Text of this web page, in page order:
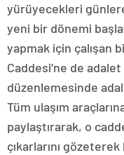
yürüyecekleri
yeni bir dönemi
yapmak için çalışan
Caddesi’ne de
düzenlemesinde
Tüm ulaşım
paylaştırarak, o
çıkarlarını